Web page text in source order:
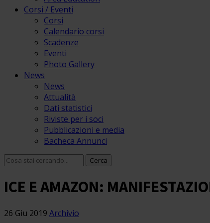
Corsi / Eventi
Corsi
Calendario corsi
Scadenze
Eventi
Photo Gallery
News
News
Attualità
Dati statistici
Riviste per i soci
Pubblicazioni e media
Bacheca Annunci
ICE E AMAZON:
26 Giu 2019 Archivio